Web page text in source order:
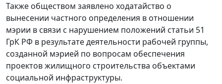
Также обществом заявлено ходатайство о
вынесении частного определения в отношении
мэрии в связи с нарушением положений статьи 51
ГрК РФ в результате деятельности рабочей группы,
созданной мэрией по вопросам обеспечения
проектов жилищного строительства объектами
социальной инфраструктуры.